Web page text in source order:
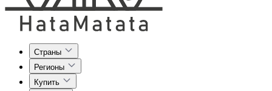
Страны
Регионы
Купить